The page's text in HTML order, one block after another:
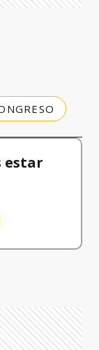
estar